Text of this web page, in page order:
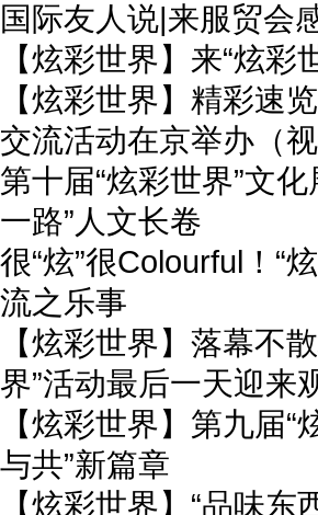
国际友人说|来服贸会
【炫彩世界】来“炫
【炫彩世界】精彩速
交流活动在京举办（视
第十届“炫彩世界”文
一路”人文长卷
很“炫”很Colourful！“
流之乐事
【炫彩世界】落幕不
界”活动最后一天迎来
【炫彩世界】第九届
与共”新篇章
【炫彩世界】“品味